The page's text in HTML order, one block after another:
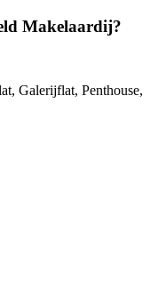
Makelaardij?
Galerijflat, Penthouse,